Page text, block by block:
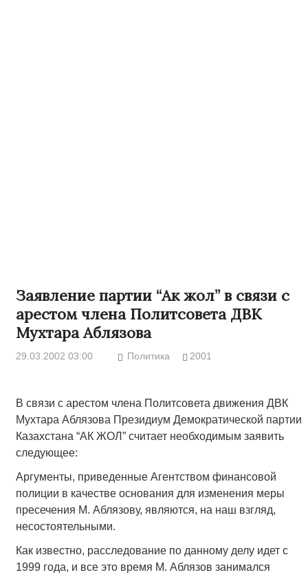
Заявление партии “Ак жол” в связи с
арестом члена Политсовета ДВК
Мухтара Аблязова
29.03.2002 03:00 Политика 2001
В связи с арестом члена Политсовета движения ДВК
Мухтара Аблязова Президиум Демократической партии
Казахстана “АК ЖОЛ” считает необходимым заявить
следующее:
Аргументы, приведенные Агентством финансовой
полиции в качестве основания для изменения меры
пресечения М. Аблязову, являются, на наш взгляд,
несостоятельными.
Как известно, расследование по данному делу идет с
1999 года, и все это время М. Аблязов занимался